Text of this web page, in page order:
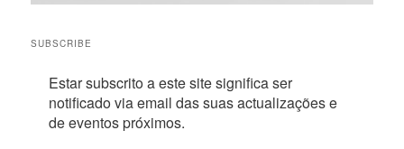
SUBSCRIBE
Estar subscrito a este site significa ser
notificado via email das suas actualizações e
de eventos próximos.